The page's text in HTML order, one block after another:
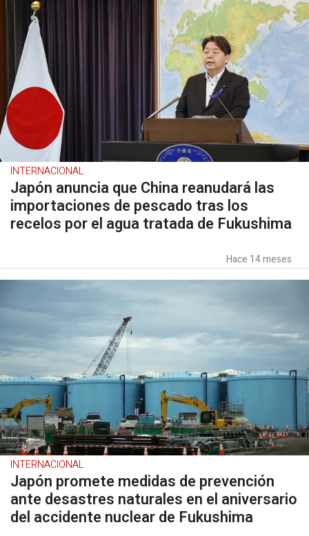
INTERNACIONAL
Japón anuncia que China reanudará las
importaciones de pescado tras los
recelos por el agua tratada de Fukushima
Hace 14 meses
INTERNACIONAL
Japón promete medidas de prevención
ante desastres naturales en el aniversario
del accidente nuclear de Fukushima